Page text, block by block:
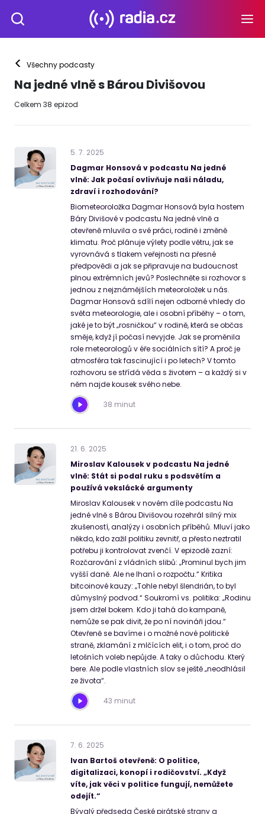
< Všechny podcasty
Na jedné vlně s Bárou Divišovou
Celkem 38 epizod
5. 7. 2025
Dagmar Honsová v podcastu Na jedné
vlně: Jak počasí ovlivňuje naši náladu,
zdraví i rozhodování?
Biometeoroložka Dagmar Honsová byla hostem
Báry Divišové v podcastu Na jedné vlně a
otevřeně mluvila o své práci, rodině i změně
klimatu. Proč plánuje výlety podle větru, jak se
vyrovnává s tlakem veřejnosti na přesné
předpovědi a jak se připravuje na budoucnost
plnou extrémních jevů? Poslechněte si rozhovor s
jednou z nejznámějších meteoroložek u nás.
Dagmar Honsová sdílí nejen odborné vhledy do
světa meteorologie, ale i osobní příběhy – o tom,
jaké je to být „rosničkou“ v rodině, která se občas
směje, když jí počasí nevyjde. Jak se proměnila
role meteorologů v éře sociálních sítí? A proč je
atmosféra tak fascinující i po letech? V tomto
rozhovoru se střídá věda s životem – a každý si v
něm najde kousek svého nebe.
38 minut
21. 6. 2025
Miroslav Kalousek v podcastu Na jedné
vlně: Stát si podal ruku s podsvětím a
používá vekslácké argumenty
Miroslav Kalousek v novém díle podcastu Na
jedné vlně s Bárou Divišovou rozehrál silný mix
zkušeností, analýzy i osobních příběhů. Mluví jako
někdo, kdo zažil politiku zevnitř, a přesto neztratil
potřebu ji kontrolovat zvenčí. V epizodě zazní:
Rozčarování z vládních slibů: „Prominul bych jim
vyšší daně. Ale ne lhaní o rozpočtu.“ Kritika
bitcoinové kauzy: „Tohle nebyl šlendrián, to byl
důmyslný podvod.“ Soukromí vs. politika: „Rodinu
jsem držel bokem. Kdo ji tahá do kampaně,
nemůže se pak divit, že po ní novináři jdou.“
Otevřeně se bavíme i o možné nové politické
straně, zklamání z mlčících elit, i o tom, proč do
letošních voleb nepůjde. A taky o důchodu. Který
bere. Ale podle vlastních slov se ještě „neodhlásil
ze života“.
43 minut
7. 6. 2025
Ivan Bartoš otevřeně: O politice,
digitalizaci, konopí i rodičovství. „Když
víte, jak věci v politice fungují, nemůžete
odejít.“
Bývalý předseda České pirátské strany a